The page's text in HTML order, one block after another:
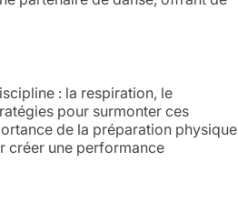
: la respiration, le
pour surmonter ces
de la préparation physique
créer une performance